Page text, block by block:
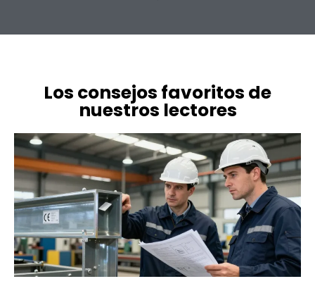
Los consejos favoritos de
nuestros lectores